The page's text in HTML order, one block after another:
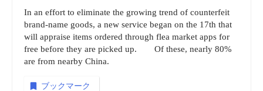
In an effort to eliminate the growing trend of counterfeit
brand-name goods, a new service began on the 17th that
will appraise items ordered through flea market apps for
free before they are picked up. Of these, nearly 80%
are from nearby China.
ブックマーク